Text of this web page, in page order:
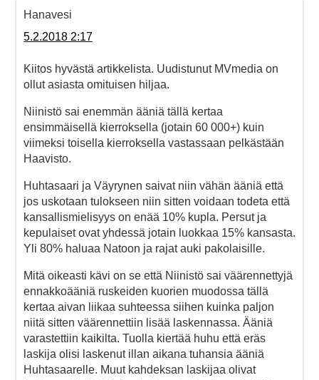
Hanavesi
5.2.2018 2:17
Kiitos hyvästä artikkelista. Uudistunut MVmedia on
ollut asiasta omituisen hiljaa.
Niinistö sai enemmän ääniä tällä kertaa
ensimmäisellä kierroksella (jotain 60 000+) kuin
viimeksi toisella kierroksella vastassaan pelkästään
Haavisto.
Huhtasaari ja Väyrynen saivat niin vähän ääniä että
jos uskotaan tulokseen niin sitten voidaan todeta että
kansallismielisyys on enää 10% kupla. Persut ja
kepulaiset ovat yhdessä jotain luokkaa 15% kansasta.
Yli 80% haluaa Natoon ja rajat auki pakolaisille.
Mitä oikeasti kävi on se että Niinistö sai väärennettyjä
ennakkoääniä ruskeiden kuorien muodossa tällä
kertaa aivan liikaa suhteessa siihen kuinka paljon
niitä sitten väärennettiin lisää laskennassa. Ääniä
varastettiin kaikilta. Tuolla kiertää huhu että eräs
laskija olisi laskenut illan aikana tuhansia ääniä
Huhtasaarelle. Muut kahdeksan laskijaa olivat